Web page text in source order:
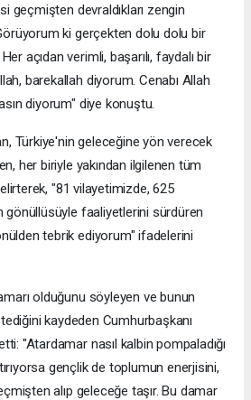
geçmişten devraldıkları zengin
ki gerçekten dolu dolu bir
açıdan verimli, başarılı, faydalı bir
barekallah diyorum. Cenabı Allah
diyorum" diye konuştu.
Türkiye'nin geleceğine yön verecek
her biriyle yakından ilgilenen tüm
"81 vilayetimizde, 625
gönüllüsüyle faaliyetlerini sürdüren
tebrik ediyorum" ifadelerini
olduğunu söyleyen ve bunun
kaydeden Cumhurbaşkanı
"Atardamar nasıl kalbin pompaladığı
gençlik de toplumun enerjisini,
alıp geleceğe taşır. Bu damar